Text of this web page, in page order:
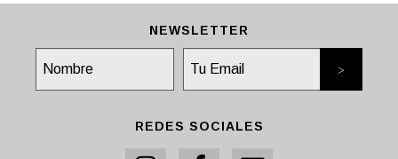
NEWSLETTER
REDES SOCIALES